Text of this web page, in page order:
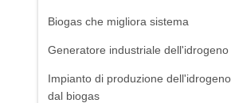
Biogas che migliora sistema
Generatore industriale dell'idrogeno
Impianto di produzione dell'idrogeno
dal biogas